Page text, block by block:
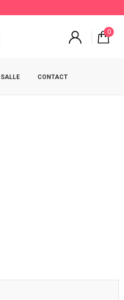
0
CONTACT